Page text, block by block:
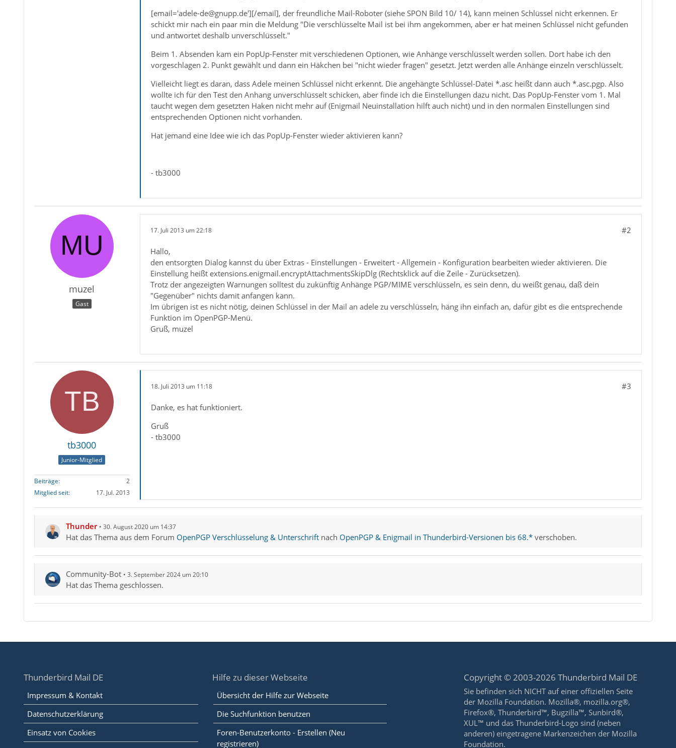
[email='adele-de@gnupp.de'][/email], der freundliche Mail-Roboter (siehe SPON Bild 10/ 14), kann meinen Schlüssel nicht erkennen. Er
schickt mir nach ein paar min die Meldung "Die verschlüsselte Mail ist bei ihm angekommen, aber er hat meinen Schlüssel nicht gefunden
und antwortet deshalb unverschlüsselt."
Beim 1. Absenden kam ein PopUp-Fenster mit verschiedenen Optionen, wie Anhänge verschlüsselt werden sollen. Dort habe ich den
vorgeschlagen 2. Punkt gewählt und dann ein Häkchen bei "nicht wieder fragen" gesetzt. Jetzt werden alle Anhänge einzeln verschlüsselt.
Vielleicht liegt es daran, dass Adele meinen Schlüssel nicht erkennt. Die angehängte Schlüssel-Datei *.asc heißt dann auch *.asc.pgp. Also
wollte ich für den Test den Anhang unverschlüsselt schicken, aber finde ich die Einstellungen dazu nicht. Das PopUp-Fenster vom 1. Mal
taucht wegen dem gesetzten Haken nicht mehr auf (Enigmail Neuinstallation hilft auch nicht) und in den normalen Einstellungen sind
entsprechenden Optionen nicht vorhanden.
Hat jemand eine Idee wie ich das PopUp-Fenster wieder aktivieren kann?
- tb3000
muzel
Gast
17. Juli 2013 um 22:18 #2
Hallo,
den entsorgten Dialog kannst du über Extras - Einstellungen - Erweitert - Allgemein - Konfiguration bearbeiten wieder aktivieren. Die
Einstellung heißt extensions.enigmail.encryptAttachmentsSkipDlg (Rechtsklick auf die Zeile - Zurücksetzen).
Trotz der angezeigten Warnungen solltest du zukünftig Anhänge PGP/MIME verschlüsseln, es sein denn, du weißt genau, daß dein
"Gegenüber" nichts damit anfangen kann.
Im übrigen ist es nicht nötig, deinen Schlüssel in der Mail an adele zu verschlüsseln, häng ihn einfach an, dafür gibt es die entsprechende
Funktion im OpenPGP-Menü.
Gruß, muzel
tb3000
Junior-Mitglied
Beiträge
2
Mitglied seit
17. Jul. 2013
18. Juli 2013 um 11:18 #3
Danke, es hat funktioniert.
Gruß
- tb3000
Thunder 30. August 2020 um 14:37
Hat das Thema aus dem Forum OpenPGP Verschlüsselung & Unterschriftnach OpenPGP & Enigmail in Thunderbird-Versionen bis 68.*verschoben.
Community-Bot 3. September 2024 um 20:10
Hat das Thema geschlossen.
Thunderbird Mail DE
Impressum & Kontakt
Datenschutzerklärung
Einsatz von Cookies
Hilfe zu dieser Webseite
Übersicht der Hilfe zur Webseite
Die Suchfunktion benutzen
Foren-Benutzerkonto - Erstellen (Neu
registrieren)
Copyright © 2003-2026 Thunderbird Mail DE
Sie befinden sich NICHT auf einer offiziellen Seite
der Mozilla Foundation. Mozilla®, mozilla.org®,
Firefox®, Thunderbird™, Bugzilla™, Sunbird®,
XUL™ und das Thunderbird-Logo sind (neben
anderen) eingetragene Markenzeichen der Mozilla
Foundation.